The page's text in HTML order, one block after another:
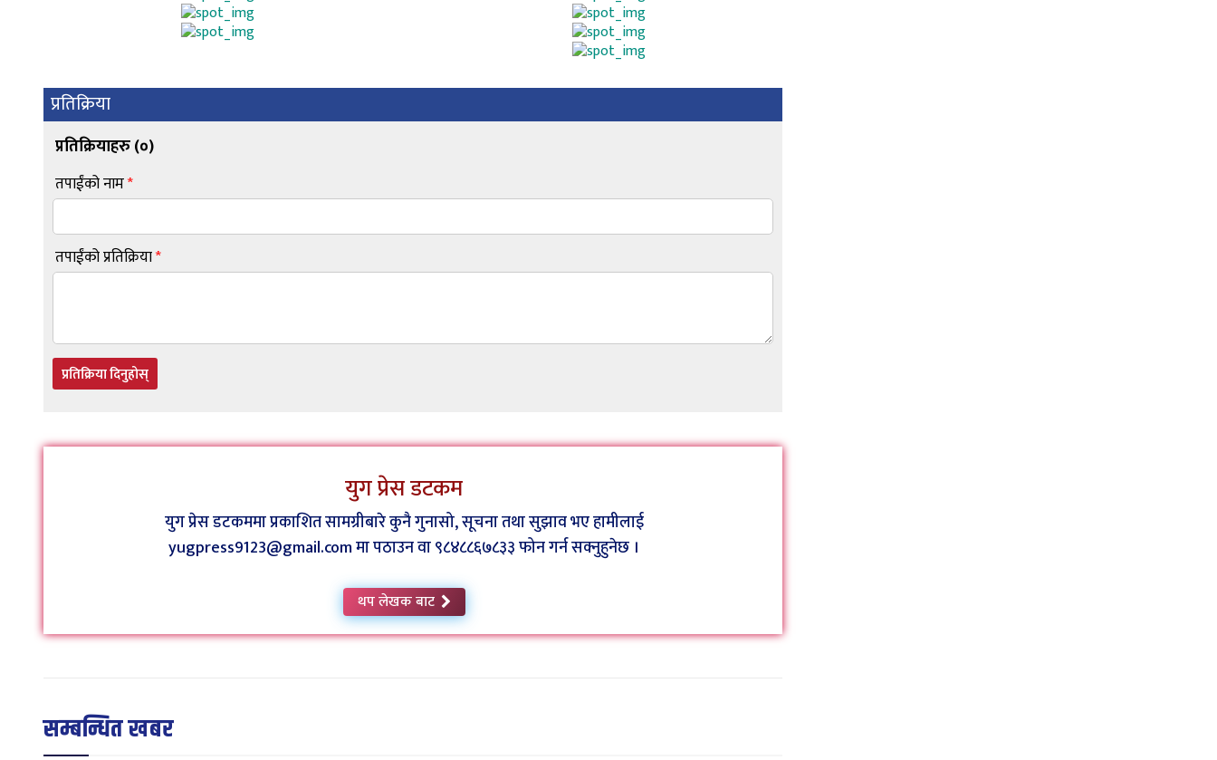
प्रतिक्रिया
प्रतिक्रियाहरु (०)
तपाईंको नाम*
तपाईंको प्रतिक्रिया*
प्रतिक्रिया दिनुहोस्
युग प्रेस डटकम
युग प्रेस डटकममा प्रकाशित सामग्रीबारे कुनै गुनासो, सूचना तथा सुझाव भए हामीलाई
yugpress9123@gmail.com मा पठाउन वा ९८४८८६७८३३ फोन गर्न सक्नुहुनेछ ।
थप लेखक बाट
सम्बन्धित खबर